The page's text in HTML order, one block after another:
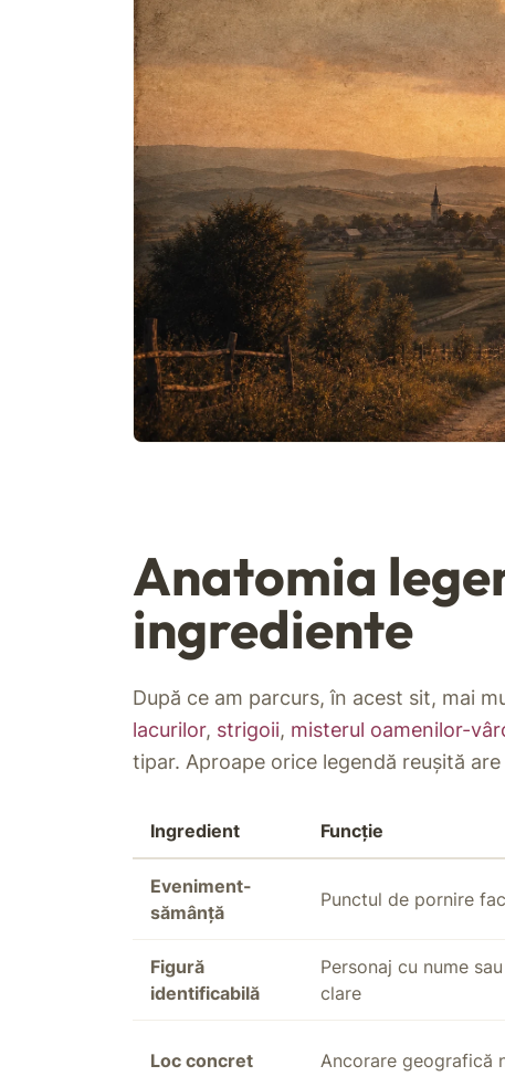
Anatomia
ingrediente
După ce am parcurs, în acest sit, mai
lacurilor, strigoii, misterul oamenilor-
tipar. Aproape orice legendă reușită are
Ingredient Funcție
Eveniment-
sămânță
Punctul de pornire
Figură
identificabilă
Personaj cu nume
clare
Loc concret Ancorare geografică